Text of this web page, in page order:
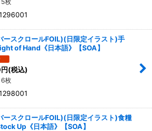
ースクロールFOIL)(日限定イラスト)手
of Hand《日本語》【SOA】
円(税込)
枚
ースクロールFOIL)(日限定イラスト)食糧
Up《日本語》【SOA】